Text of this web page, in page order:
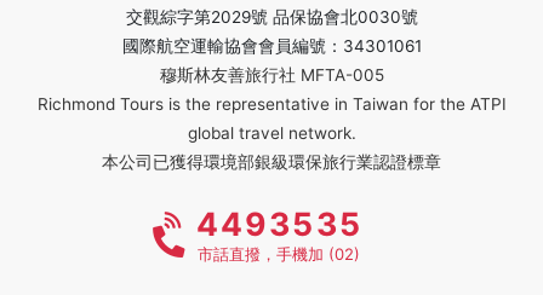
交觀綜字第2029號 品保協會北0030號
國際航空運輸協會會員編號：34301061
穆斯林友善旅行社 MFTA-005
Richmond Tours is the representative in Taiwan for the ATPI
global travel network.
本公司已獲得環境部銀級環保旅行業認證標章
4493535
市話直撥，手機加 (02)